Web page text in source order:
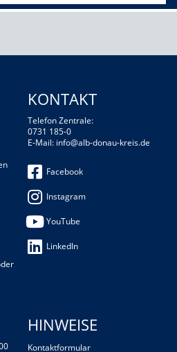
KONTAKT
Telefon Zentrale:
0731 185-0
E-Mail: info@alb-donau-kreis.de
Facebook
Instagram
YouTube
LinkedIn
HINWEISE
Kontaktformular